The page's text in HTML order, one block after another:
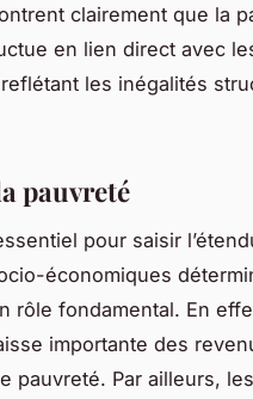
clairement que la
en lien direct avec
les inégalités
pauvreté
pour saisir
économiques
rôle fondamental. En
importante des
pauvreté. Par ailleurs,